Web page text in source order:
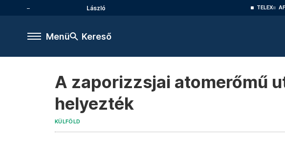
László TELEX
Menü Kereső
A zaporizzsjai atomerőmű
helyezték
KÜLFÖLD